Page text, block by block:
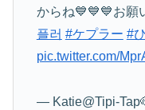
からね💙💙💙お願
플러 #ケプラー #
pic.twitter.com/
— Katie@Tipi-